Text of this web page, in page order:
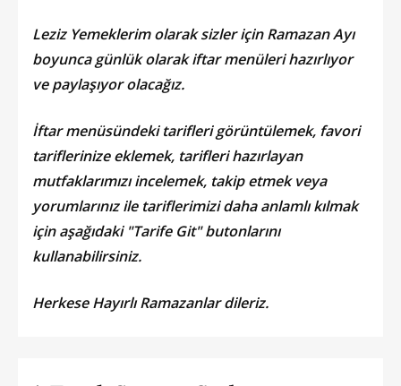
Leziz Yemeklerim olarak sizler için Ramazan Ayı
boyunca günlük olarak iftar menüleri hazırlıyor
ve paylaşıyor olacağız.
İftar menüsündeki tarifleri görüntülemek, favori
tariflerinize eklemek, tarifleri hazırlayan
mutfaklarımızı incelemek, takip etmek veya
yorumlarınız ile tariflerimizi daha anlamlı kılmak
için aşağıdaki "Tarife Git" butonlarını
kullanabilirsiniz.
Herkese Hayırlı Ramazanlar dileriz.